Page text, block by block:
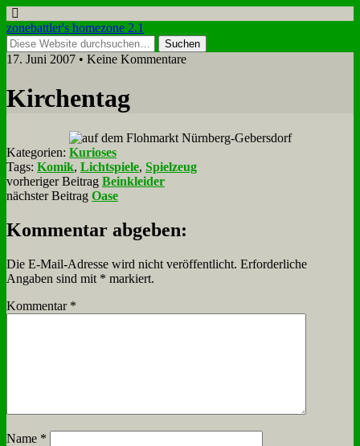
zonebattler's homezone 2.1
17. Juni 2007 • Keine Kommentare
Kir­chen­tag
Kategorien: Kurioses
Tags: Komik, Lichtspiele, Spielzeug
vorheriger Beitrag Beinkleider
nächster Beitrag Oase
Kommentar abgeben:
Die E-Mail-Adresse wird nicht veröffentlicht. Erforderliche
Angaben sind mit * markiert.
Kommentar *
Name *